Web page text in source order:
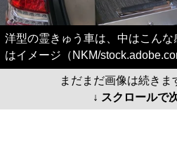
洋型の霊きゅう車は、中はこん
はイメージ（NKM/
まだまだ画像は続きま
↓ スクロールで